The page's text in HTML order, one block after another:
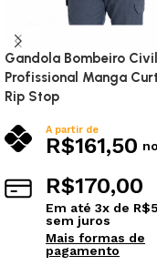
Gandola Bombeiro Civil
Profissional Manga
Rip Stop
A partir de
R$161,50
R$170,00
Em até 3x de R$
sem juros
Mais formas de
pagamento